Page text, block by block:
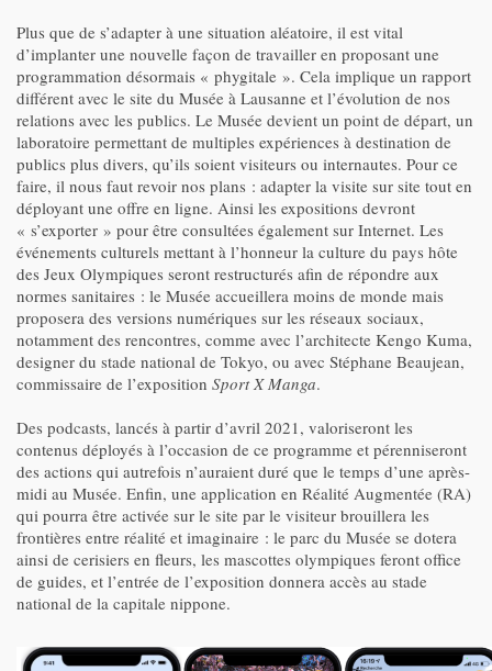
Plus que de s’adapter à une situation aléatoire, il est vital
d’implanter une nouvelle façon de travailler en proposant une
programmation désormais « phygitale ». Cela implique un rapport
différent avec le site du Musée à Lausanne et l’évolution de nos
relations avec les publics. Le Musée devient un point de départ, un
laboratoire permettant de multiples expériences à destination de
publics plus divers, qu’ils soient visiteurs ou internautes. Pour ce
faire, il nous faut revoir nos plans : adapter la visite sur site tout en
déployant une offre en ligne. Ainsi les expositions devront
« s’exporter » pour être consultées également sur Internet. Les
événements culturels mettant à l’honneur la culture du pays hôte
des Jeux Olympiques seront restructurés afin de répondre aux
normes sanitaires : le Musée accueillera moins de monde mais
proposera des versions numériques sur les réseaux sociaux,
notamment des rencontres, comme avec l’architecte Kengo Kuma,
designer du stade national de Tokyo, ou avec Stéphane Beaujean,
commissaire de l’exposition Sport X Manga.
Des podcasts, lancés à partir d’avril 2021, valoriseront les
contenus déployés à l’occasion de ce programme et pérenniseront
des actions qui autrefois n’auraient duré que le temps d’une après-
midi au Musée. Enfin, une application en Réalité Augmentée (RA)
qui pourra être activée sur le site par le visiteur brouillera les
frontières entre réalité et imaginaire : le parc du Musée se dotera
ainsi de cerisiers en fleurs, les mascottes olympiques feront office
de guides, et l’entrée de l’exposition donnera accès au stade
national de la capitale nippone.